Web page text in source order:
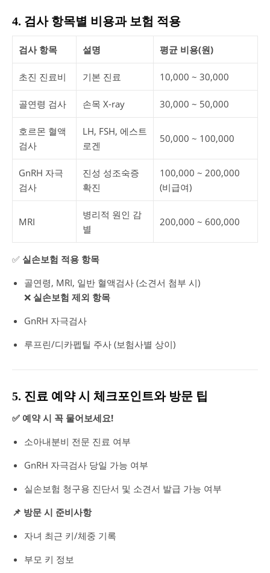
4. 검사 항목별 비용과 보험 적용
검사 항목 설명 평균 비용(원)
초진 진료비 기본 진료 10,000 ~ 30,000
골연령 검사 손목 X-ray 30,000 ~ 50,000
호르몬 혈액
검사
LH, FSH, 에스트
로겐
50,000 ~ 100,000
GnRH 자극
검사
진성 성조숙증
확진
100,000 ~ 200,000
(비급여)
MRI
병리적 원인 감
별
200,000 ~ 600,000
✅ 실손보험 적용 항목
골연령, MRI, 일반 혈액검사 (소견서 첨부 시)
❌ 실손보험 제외 항목
GnRH 자극검사
루프린/디카펩틸 주사 (보험사별 상이)
5. 진료 예약 시 체크포인트와 방문 팁
✅ 예약 시 꼭 물어보세요!
소아내분비 전문 진료 여부
GnRH 자극검사 당일 가능 여부
실손보험 청구용 진단서 및 소견서 발급 가능 여부
📌 방문 시 준비사항
자녀 최근 키/체중 기록
부모 키 정보